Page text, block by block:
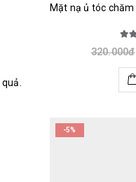
320.000đ
-5%